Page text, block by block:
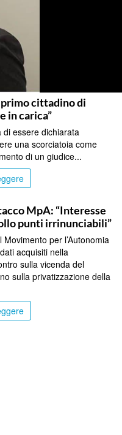
primo cittadino di
in carica”
essere dichiarata
una scorciatoia come
di un giudice...
MpA: “Interesse
punti irrinunciabili”
per l’Autonomia
acquisiti nella
sulla vicenda del
sulla privatizzazione della